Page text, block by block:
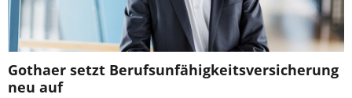
Gothaer setzt Berufsunfähigkeitsversicherung
neu auf